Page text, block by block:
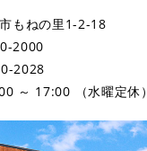
もねの里1-2-18
2000
2028
～ 17:00 （水曜定休）